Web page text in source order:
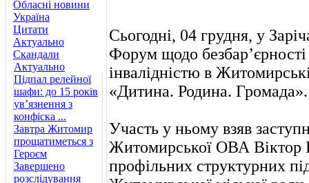
Обласні новини
Україна
Цитати
Актуально
Скандали
Актуально
Підпал релейної
шафи: до 15 років
ув’язнення з
конфіска ...
Завтра Житомир
прощатиметься з
Героєм
Завершено
розслідування
Сьогодні, 04 грудня, у
Форум щодо
інвалідністю в
«Дитина. Родина. Громада».
Участь у ньому взяв
Житомирської ОВА Віктор
профільних структурних